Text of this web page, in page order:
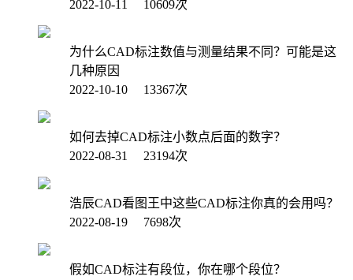
2022-10-11 10609次
为什么CAD标注数值与测量结果不同？可能是这
几种原因
2022-10-10 13367次
如何去掉CAD标注小数点后面的数字？
2022-08-31 23194次
浩辰CAD看图王中这些CAD标注你真的会用吗？
2022-08-19 7698次
假如CAD标注有段位，你在哪个段位？